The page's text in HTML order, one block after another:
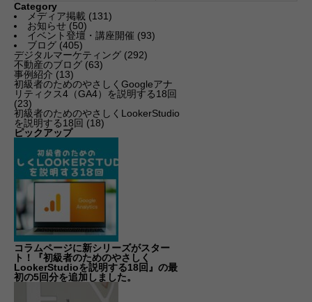
Category
メディア掲載 (131)
お知らせ (50)
イベント登壇・講座開催 (93)
ブログ (405)
デジタルマーケティング (292)
不動産のブログ (63)
事例紹介 (13)
初級者のためのやさしくGoogleアナ
リティクス4（GA4）を説明する18回
(23)
初級者のためのやさしくLookerStudio
を説明する18回 (18)
ピックアップ
コラムページに新シリーズがスター
ト！『初級者のためのやさしく
LookerStudioを説明する18回』の最
初の5回分を追加しました。